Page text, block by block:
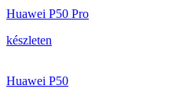
Huawei P50 Pro
készleten
Huawei P50